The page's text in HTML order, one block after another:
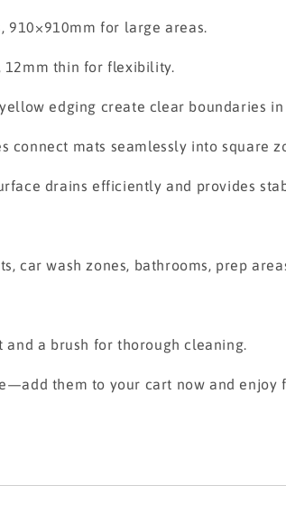
910×910mm for large areas.
12mm thin for flexibility.
edging create clear boundaries in
connect mats seamlessly into square
drains efficiently and provides
car wash zones, bathrooms, prep
a brush for thorough cleaning.
them to your cart now and